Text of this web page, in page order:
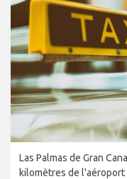
Las Palmas de Gran
kilomètres de